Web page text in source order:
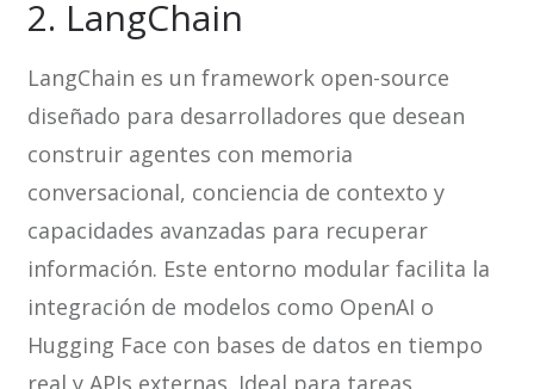
2. LangChain
LangChain es un framework open-source
diseñado para desarrolladores que desean
construir agentes con memoria
conversacional, conciencia de contexto y
capacidades avanzadas para recuperar
información. Este entorno modular facilita la
integración de modelos como OpenAI o
Hugging Face con bases de datos en tiempo
real y APIs externas. Ideal para tareas